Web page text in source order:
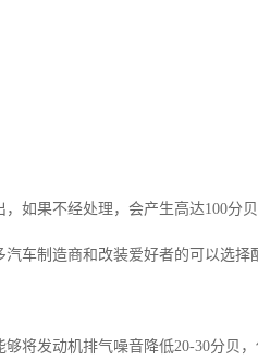
如果不经处理，会产生高达100分
车制造商和改装爱好者的可以选择
将发动机排气噪音降低20-30分贝